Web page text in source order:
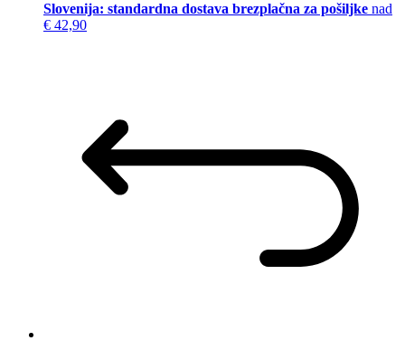
Slovenija: standardna dostava brezplačna za pošiljke nad
€ 42,90